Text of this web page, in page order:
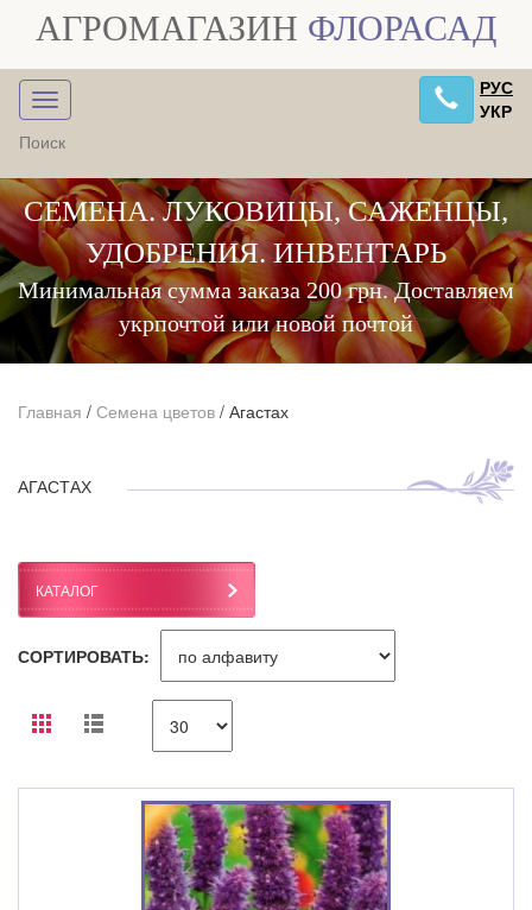
АГРОМАГАЗИН ФЛОРАСАД
РУС
УКР
СЕМЕНА. ЛУКОВИЦЫ, САЖЕНЦЫ,
УДОБРЕНИЯ. ИНВЕНТАРЬ
Минимальная сумма заказа 200 грн. Доставляем
укрпочтой или новой почтой
Главная / Семена цветов / Агастах
АГАСТАХ
КАТАЛОГ
СОРТИРОВАТЬ: